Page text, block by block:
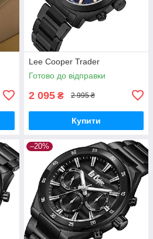
Lee Cooper Trader
Готово до відправки
2 095 ₴ 2 995 ₴
Купити
–20%